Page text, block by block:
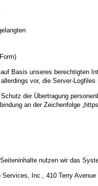
Basis unseres berechtigten
vor, die Server-
der Übertragung
an der Zeichenfolge
nutzen wir das
Inc., 410 Terry